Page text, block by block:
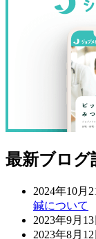
最新ブログ
2024年10月
鍼について
2023年9月13
2023年8月12